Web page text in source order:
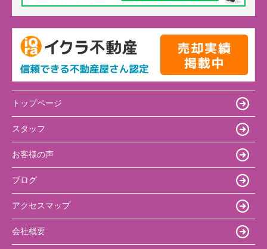
トップページ
スタッフ
お客様の声
ブログ
アクセスマップ
会社概要